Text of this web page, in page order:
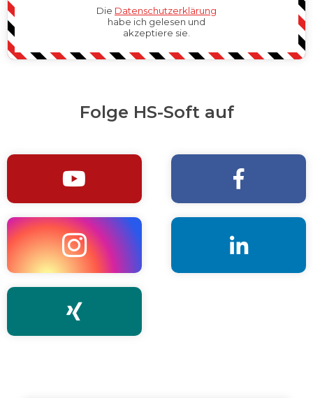
Die Datenschutzerklärung
habe ich gelesen und
akzeptiere sie.
Folge HS-Soft auf
 
 
